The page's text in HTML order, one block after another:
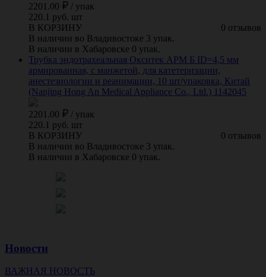
2201.00 / упак
220.1 руб. шт
0 отзывов
В КОРЗИНУ
В наличии во Владивостоке 3 упак.
В наличии в Хабаровске 0 упак.
Трубка эндотрахеальная Окситек АРМ Б ID=4,5 мм
армированная, с манжетой, для катетеризации,
анестезиологии и реанимации, 10 шт/упаковка, Китай
(Nanjing Hong An Medical Appliance Co., Ltd.) 1142045
2201.00 / упак
220.1 руб. шт
0 отзывов
В КОРЗИНУ
В наличии во Владивостоке 3 упак.
В наличии в Хабаровске 0 упак.
Новости
ВАЖНАЯ НОВОСТЬ